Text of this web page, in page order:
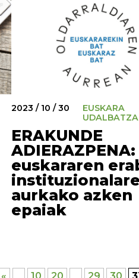
2023 / 10 / 30
EUSKARA
UDALBATZA
ERAKUNDE
ADIERAZPENA:
euskararen
aurkako azken
epaiak